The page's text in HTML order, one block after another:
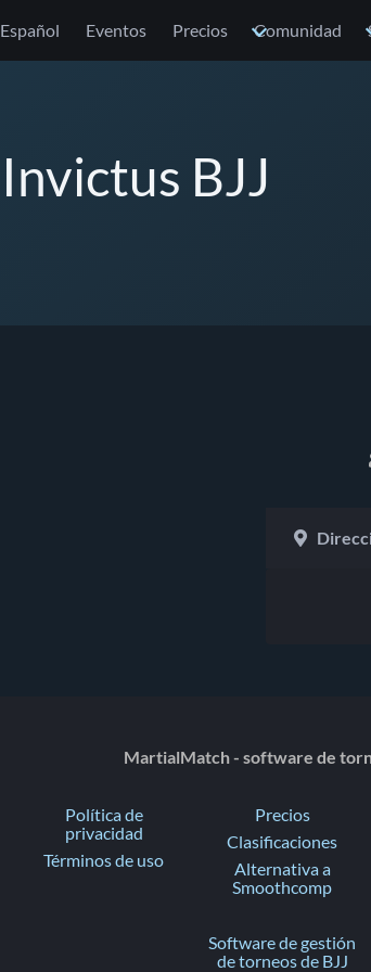
Español Eventos Precios Comunidad
Invictus BJJ
MartialMatch - software de
Política de
privacidad
Términos de uso
Precios
Clasificaciones
Alternativa a
Smoothcomp
Software de gestión
de torneos de BJJ